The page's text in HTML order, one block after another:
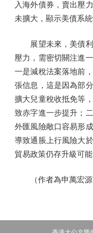
入海外債券，賣出壓
未擴大，顯示美債系統
展望未來，美債利
壓力，需密切關注進
一是減稅法案落地前
張信息，這是因為部
擴大兒童稅收抵免等
致赤字進一步提升；
外匯風險敞口容易形
導致通脹上行風險大
貿易政策仍存升級可能
（作者為申萬宏源